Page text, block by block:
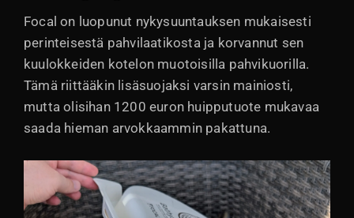
Focal on luopunut nykysuuntauksen mukaisesti
perinteisestä pahvilaatikosta ja korvannut sen
kuulokkeiden kotelon muotoisilla pahvikuorilla.
Tämä riittääkin lisäsuojaksi varsin mainiosti,
mutta olisihan 1200 euron huipputuote mukavaa
saada hieman arvokkaammin pakattuna.